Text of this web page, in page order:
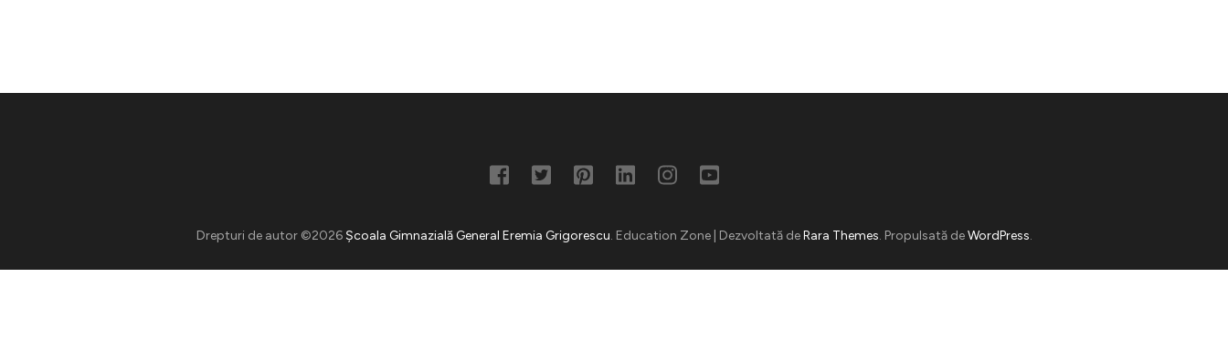
Drepturi de autor ©2026 Școala Gimnazială General Eremia Grigorescu. Education Zone | Dezvoltată deRara Themes. Propulsată deWordPress.